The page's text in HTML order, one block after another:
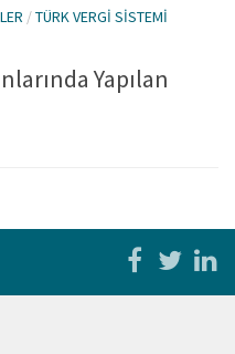
/TÜRK VERGI SISTEMI
Yapılan